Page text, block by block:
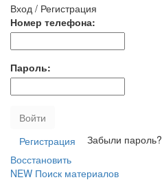
Вход / Регистрация
Номер телефона:
Пароль:
Войти
Регистрация
Забыли пароль?
Восстановить
NEW Поиск материалов